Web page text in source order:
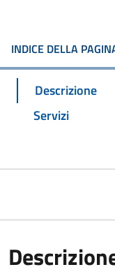
INDICE DELLA
Descrizione
Servizi